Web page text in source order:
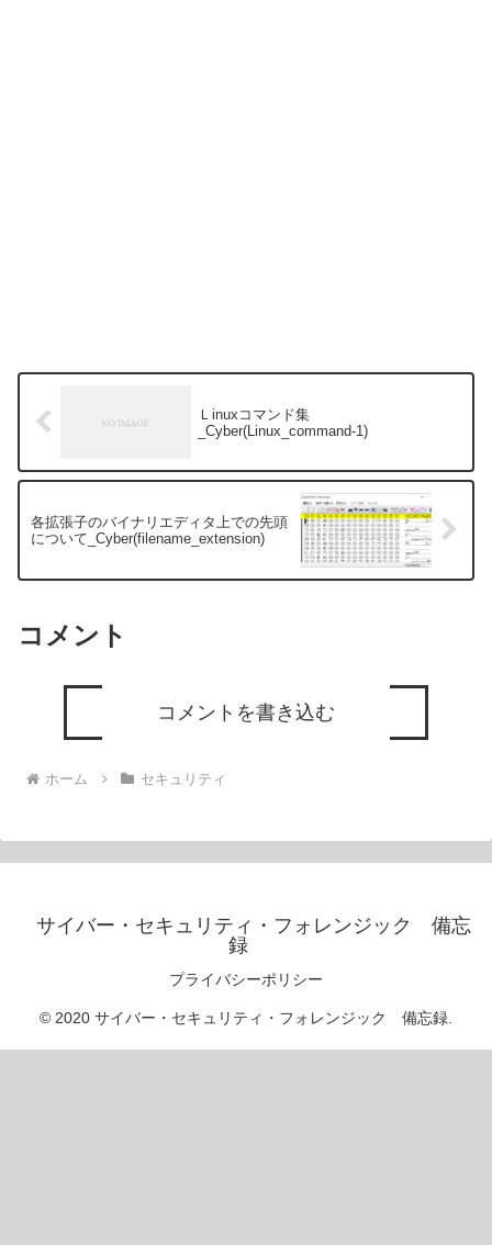
Ｌinuxコマンド集
_Cyber(Linux_command-1)
各拡張子のバイナリエディタ上での先頭
について_Cyber(filename_extension)
コメント
コメントを書き込む
ホーム セキュリティ
サイバー・セキュリティ・フォレンジック 備忘
録
プライバシーポリシー
© 2020 サイバー・セキュリティ・フォレンジック 備忘録.